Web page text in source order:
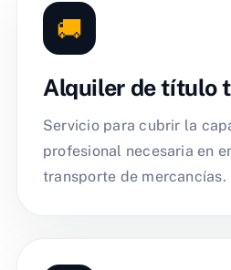
🚚
Alquiler de título
Servicio para cubrir la
profesional necesaria en
transporte de mercancías.